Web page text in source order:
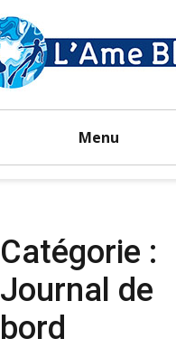
Menu
Catégorie :
Journal de
bord